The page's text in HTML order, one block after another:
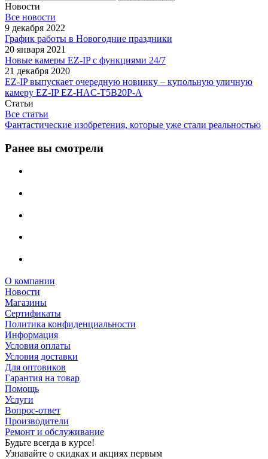
Новости
Все новости
9 декабря 2022
График работы в Новогодние праздники
20 января 2021
Новые камеры EZ-IP с функциями 24/7
21 декабря 2020
EZ-IP выпускает очередную новинку – купольную уличную
камеру EZ-IP EZ-HAC-T5B20P-A
Статьи
Все статьи
Фантастические изобретения, которые уже стали реальностью
Ранее вы смотрели
О компании
Новости
Магазины
Сертификаты
Политика конфиденциальности
Информация
Условия оплаты
Условия доставки
Для оптовиков
Гарантия на товар
Помощь
Услуги
Вопрос-ответ
Производители
Ремонт и обслуживание
Будьте всегда в курсе!
Узнавайте о скидках и акциях первым